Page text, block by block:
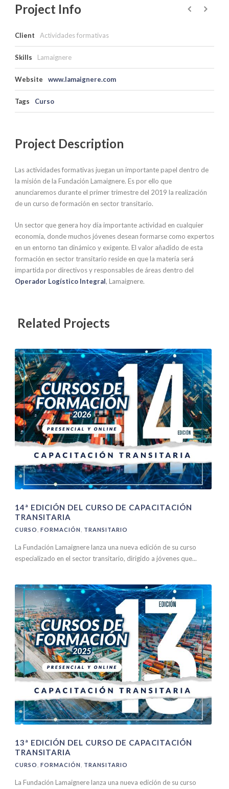
Project Info
Client Actividades formativas
Skills Lamaignere
Website www.lamaignere.com
Tags Curso
Project Description
Las actividades formativas juegan un importante papel dentro de
la misión de la Fundación Lamaignere. Es por ello que
anunciaremos durante el primer trimestre del 2019 la realización
de un curso de formación en sector transitario.
Un sector que genera hoy día importante actividad en cualquier
economía, donde muchos jóvenes desean formarse como expertos
en un entorno tan dinámico y exigente. El valor añadido de esta
formación en sector transitario reside en que la materia será
impartida por directivos y responsables de áreas dentro del
Operador Logístico Integral, Lamaignere.
Related Projects
14ª EDICIÓN DEL CURSO DE CAPACITACIÓN
TRANSITARIA
CURSO FORMACIÓN TRANSITARIO
La Fundación Lamaignere lanza una nueva edición de su curso
especializado en el sector transitario, dirigido a jóvenes que...
13ª EDICIÓN DEL CURSO DE CAPACITACIÓN
TRANSITARIA
CURSO FORMACIÓN TRANSITARIO
La Fundación Lamaignere lanza una nueva edición de su curso